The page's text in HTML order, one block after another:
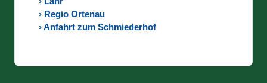
› Regio Ortenau
› Anfahrt zum Schmiederhof